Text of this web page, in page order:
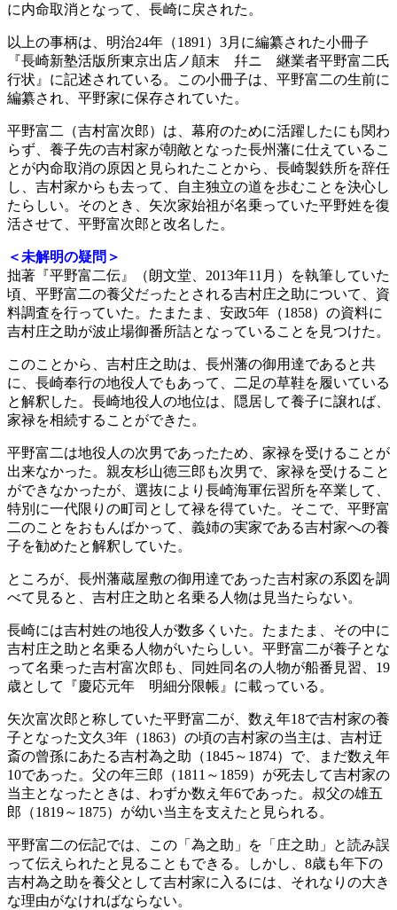
に内命取消となって、長崎に戻された。
以上の事柄は、明治24年（1891）3月に編纂された小冊子
『長崎新塾活版所東京出店ノ顛末 幷ニ 継業者平野富二氏
行状』に記述されている。この小冊子は、平野富二の生前に
編纂され、平野家に保存されていた。
平野富二（吉村富次郎）は、幕府のために活躍したにも関わ
らず、養子先の吉村家が朝敵となった長州藩に仕えているこ
とが内命取消の原因と見られたことから、長崎製鉄所を辞任
し、吉村家からも去って、自主独立の道を歩むことを決心し
たらしい。そのとき、矢次家始祖が名乗っていた平野姓を復
活させて、平野富次郎と改名した。
＜未解明の疑問＞
拙著『平野富二伝』（朗文堂、2013年11月）を執筆していた
頃、平野富二の養父だったとされる吉村庄之助について、資
料調査を行っていた。たまたま、安政5年（1858）の資料に
吉村庄之助が波止場御番所詰となっていることを見つけた。
このことから、吉村庄之助は、長州藩の御用達であると共
に、長崎奉行の地役人でもあって、二足の草鞋を履いている
と解釈した。長崎地役人の地位は、隠居して養子に譲れば、
家禄を相続することができた。
平野富二は地役人の次男であったため、家禄を受けることが
出来なかった。親友杉山徳三郎も次男で、家禄を受けること
ができなかったが、選抜により長崎海軍伝習所を卒業して、
特別に一代限りの町司として禄を得ていた。そこで、平野富
二のことをおもんばかって、義姉の実家である吉村家への養
子を勧めたと解釈していた。
ところが、長州藩蔵屋敷の御用達であった吉村家の系図を調
べて見ると、吉村庄之助と名乗る人物は見当たらない。
長崎には吉村姓の地役人が数多くいた。たまたま、その中に
吉村庄之助と名乗る人物がいたらしい。平野富二が養子とな
って名乗った吉村富次郎も、同姓同名の人物が船番見習、19
歳として『慶応元年 明細分限帳』に載っている。
矢次富次郎と称していた平野富二が、数え年18で吉村家の養
子となった文久3年（1863）の頃の吉村家の当主は、吉村迂
斎の曾孫にあたる吉村為之助（1845～1874）で、まだ数え年
10であった。父の年三郎（1811～1859）が死去して吉村家の
当主となったときは、わずか数え年6であった。叔父の雄五
郎（1819～1875）が幼い当主を支えたと見られる。
平野富二の伝記では、この「為之助」を「庄之助」と読み誤
って伝えられたと見ることもできる。しかし、8歳も年下の
吉村為之助を養父として吉村家に入るには、それなりの大き
な理由がなければならない。